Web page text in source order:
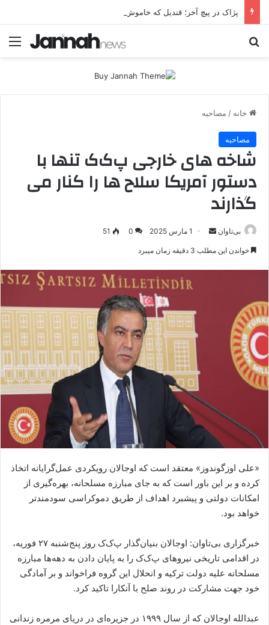
خانه / مصاحبه
مصاحبه
شاخه های خارجی پ‌ک‌ک تنها با
دستور آمریکا سلاح ها را کنار می
گذارند
بی‌تاوان
ر
1 مارس 2025 0
51
خواندن این مطلب 3 دقیقه زمان میبرد
«علی اوزگوندوز» معتقد است که اوجالان رویکردی عمل‌گرایانه اتخاذ
کرده و بر این باور است که به جای مبارزه مسلحانه، بهره‌گیری از
امکانات دولتی و پیشبرد اهداف از طریق دموکراسی سودمندتر
خواهد بود.
خبرگزاری بی‌تاوان: اوجالان بنیان‌گذار پ‌ک‌ک روز پنج‌شنبه ۲۷ فوریه،
در اقدامی تاریخی نیروهای پ‌ک‌ک را به پایان دادن به دهه‌ها مبارزه
مسلحانه علیه دولت ترکیه و انحلال این گروه فراخواند و بر آمادگی
خود جهت مشارکت در روند صلح با آنکارا تاکید کرد.
عبدالله اوجالان که از سال ۱۹۹۹ در جزیره‌ای در دریای مرمره زندانی